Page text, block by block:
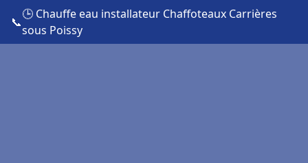
📞
🕒 Chauffe eau installateur Chaffoteaux Carrières
sous Poissy